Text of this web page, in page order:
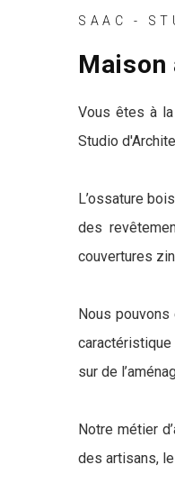
SAAC -
Maison
Vous êtes à
Studio
L’ossature
des
couvertures
Nous
caractéristique
sur de
Notre métier
des artisans,